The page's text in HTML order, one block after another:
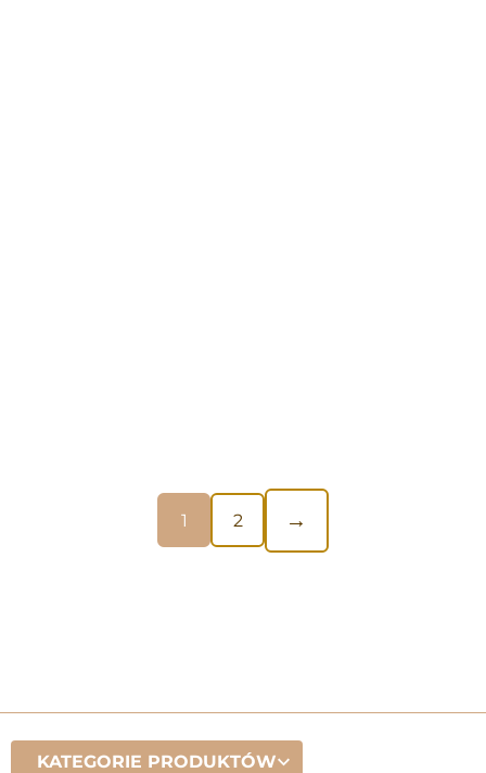
KATEGORIE PRODUKTÓW
1 2 →